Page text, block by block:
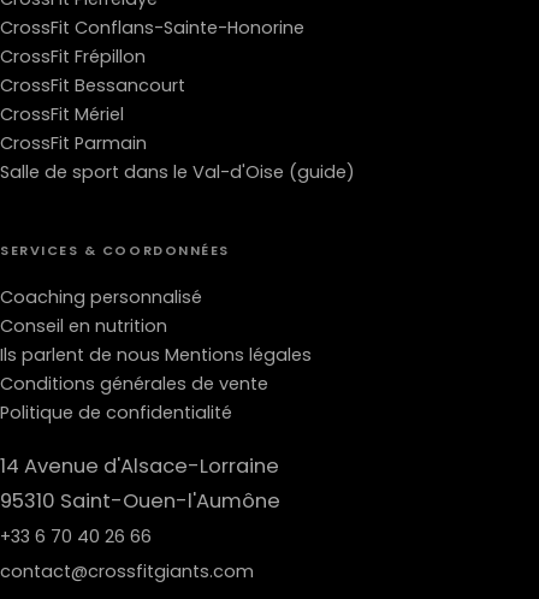
CrossFit Conflans-Sainte-Honorine
CrossFit Frépillon
CrossFit Bessancourt
CrossFit Mériel
CrossFit Parmain
Salle de sport dans le Val-d'Oise (guide)
SERVICES & COORDONNÉES
Coaching personnalisé
Conseil en nutrition
Ils parlent de nous Mentions légales
Conditions générales de vente
Politique de confidentialité
14 Avenue d'Alsace-Lorraine
95310 Saint-Ouen-l'Aumône
+33 6 70 40 26 66
contact@crossfitgiants.com